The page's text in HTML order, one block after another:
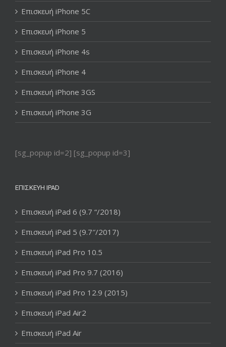
Επισκευή iPhone 5C
Επισκευή iPhone 5
Επισκευή iPhone 4s
Επισκευή iPhone 4
Επισκευή iPhone 3GS
Επισκευή iPhone 3G
[sg_popup id=2] [sg_popup id=3]
ΕΠΙΣΚΕΥΉ IPAD
Επισκευή iPad 6 (9.7 “/2018)
Επισκευή iPad 5 (9.7″/2017)
Επισκευή iPad Pro 10.5
Επισκευή iPad Pro 9.7 (2016)
Επισκευή iPad Pro 12.9 (2015)
Επισκευή iPad Air2
Επισκευή iPad Air